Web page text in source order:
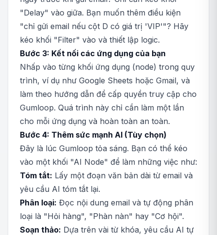
"Delay" vào giữa. Bạn muốn thêm điều kiện
"chỉ gửi email nếu cột D có giá trị 'VIP'"? Hãy
kéo khối "Filter" vào và thiết lập logic.
Bước 3: Kết nối các ứng dụng của bạn
Nhấp vào từng khối ứng dụng (node) trong quy
trình, ví dụ như Google Sheets hoặc Gmail, và
làm theo hướng dẫn để cấp quyền truy cập cho
Gumloop. Quá trình này chỉ cần làm một lần
cho mỗi ứng dụng và hoàn toàn an toàn.
Bước 4: Thêm sức mạnh AI (Tùy chọn)
Đây là lúc Gumloop tỏa sáng. Bạn có thể kéo
vào một khối "AI Node" để làm những việc như:
Tóm tắt: Lấy một đoạn văn bản dài từ email và
yêu cầu AI tóm tắt lại.
Phân loại: Đọc nội dung email và tự động phân
loại là "Hỏi hàng", "Phàn nàn" hay "Cơ hội".
Soạn thảo: Dựa trên vài từ khóa, yêu cầu AI tự